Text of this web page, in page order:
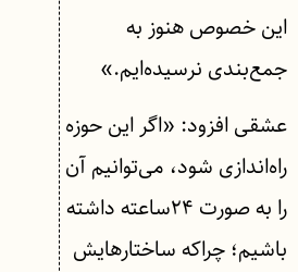
این خصوص هنوز به
جمع‌بندی نرسیده‌ایم.»
عشقی افزود: «اگر این حوزه
راه‌اندازی شود، می‌توانیم آن
را به صورت ۲۴ساعته داشته
باشیم؛ چراکه ساختارهایش